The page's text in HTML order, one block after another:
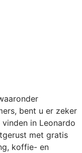
bent u er zeker
in Leonardo
met gratis
koffie- en